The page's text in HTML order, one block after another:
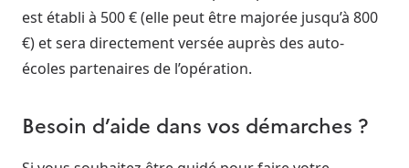
est établi à 500 € (elle peut être majorée jusqu’à 800
€) et sera directement versée auprès des auto-
écoles partenaires de l’opération.
Besoin d’aide dans vos démarches ?